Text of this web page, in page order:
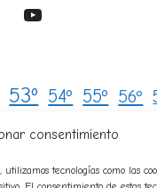
consentimiento
tecnologías como las
YouTube
53º 54º 55º 56º
campeones